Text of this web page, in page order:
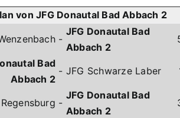
von JFG Donautal Bad Abbach 2
-
JFG Donautal Bad
Abbach 2
Bad
Abbach 2
- JFG Schwarze Laber
-
JFG Donautal Bad
Abbach 2